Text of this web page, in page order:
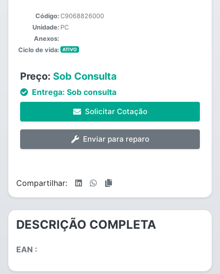
Código: C9068826000
Unidade: PC
Anexos:
Ciclo de vida:
ATIVO
Preço: Sob Consulta
Entrega: Sob consulta
Solicitar Cotação
Enviar para reparo
Compartilhar:
DESCRIÇÃO COMPLETA
EAN :